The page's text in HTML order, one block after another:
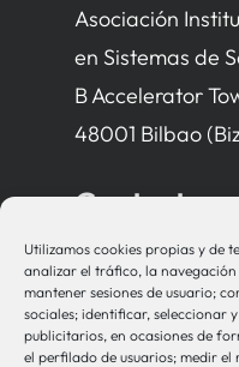
Utilizamos cookies propias y de
analizar el tráfico, la
mantener sesiones de usuario;
sociales; identificar, seleccionar
publicitarios, en ocasiones de
el perfilado de usuarios; medir
Asociación
en Sistemas de
B Accelerator
48001 Bilbao
Contacto
bio-
944 00 77 90